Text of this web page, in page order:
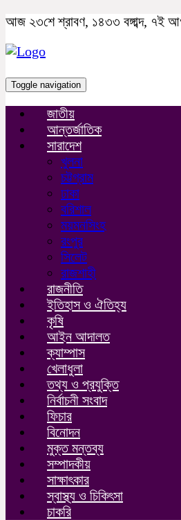
আজ ২৩শে শ্রাবণ, ১৪৩৩ বঙ্গাব্দ, ৭ই
Toggle navigation
জাতীয়
আন্তর্জাতিক
সারাদেশ
খুলনা
চট্টগ্রাম
ঢাকা
বরিশাল
ময়মনসিংহ
রংপুর
সিলেট
রাজশাহী
রাজনীতি
ইতিহাস ও ঐতিহ্য
কৃষি
আইন আদালত
ক্যাম্পাস
খেলাধুলা
তথ্য ও প্রযুক্তি
নির্বাচনী সংবাদ
ফিচার
বিনোদন
মুক্ত মন্তব্য
সম্পাদকীয়
সাক্ষাৎকার
স্বাস্থ্য ও চিকিৎসা
চাকরি